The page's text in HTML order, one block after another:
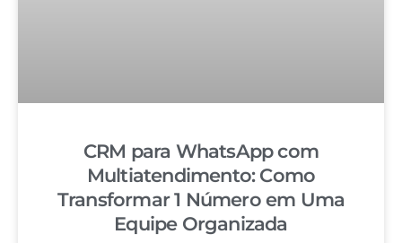
CRM para WhatsApp com
Multiatendimento: Como
Transformar 1 Número em Uma
Equipe Organizada